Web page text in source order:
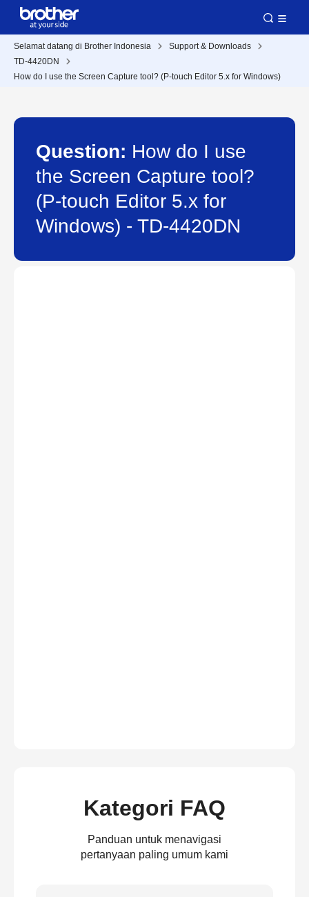
Selamat datang di Brother Indonesia
Support & Downloads
TD-4420DN
How do I use the Screen Capture tool? (P-touch Editor 5.x for Windows)
Question: How do I use
the Screen Capture tool?
(P-touch Editor 5.x for
Windows) - TD-4420DN
Kategori FAQ
Panduan untuk menavigasi
pertanyaan paling umum kami